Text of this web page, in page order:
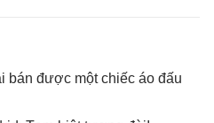
bán được một chiếc áo đấu